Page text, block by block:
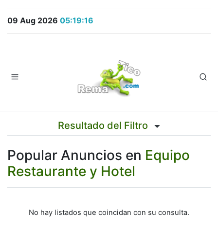
09 Aug 2026 05:19:16
Resultado del Filtro
Popular Anuncios en Equipo
Restaurante y Hotel
No hay listados que coincidan con su consulta.